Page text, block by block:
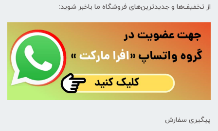
از تخفیف‌ها و جدیدترین‌های فروشگاه ما باخبر شوید:
پیگیری سفارش